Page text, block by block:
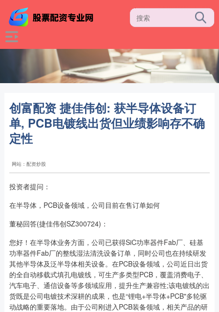
创富配资 捷佳伟创: 获半导体设备订
单, PCB电镀线出货但业绩影响存不确
定性
网站：配资炒股
投资者提问：
在半导体，PCB设备领域，公司目前在售订单如何
董秘回答(捷佳伟创SZ300724)：
您好！在半导体业务方面，公司已获得SiC功率器件Fab厂、硅基
功率器件Fab厂的整线湿法清洗设备订单，同时公司也在持续研发
其他半导体及泛半导体相关设备。在PCB设备领域，公司近日出货
的全自动移载式填孔电镀线，可生产多类型PCB，覆盖消费电子、
汽车电子、通信设备等多领域应用，提升生产兼容性;该电镀线的出
货既是公司电镀技术深耕的成果，也是“锂电+半导体+PCB"多轮驱
动战略的重要落地。由于公司刚进入PCB装备领域，相关产品的研